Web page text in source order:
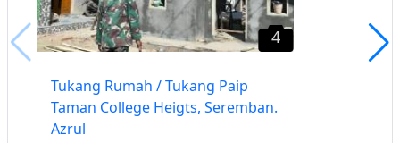
4
Tukang Rumah / Tukang Paip
Taman College Heigts, Seremban.
Azrul